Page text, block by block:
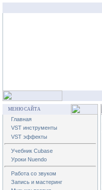
МЕНЮ САЙТА
Главная
VST инструменты
VST эффекты
Учебник Cubase
Уроки Nuendo
Работа со звуком
Запись и мастеринг